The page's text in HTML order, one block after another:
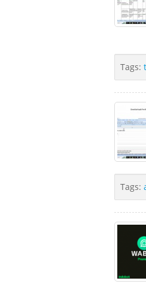
Tags:
Tags: